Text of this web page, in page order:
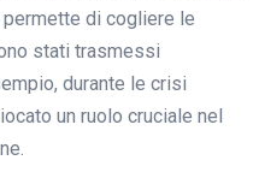
di cogliere le
stati trasmessi
durante le crisi
un ruolo cruciale nel